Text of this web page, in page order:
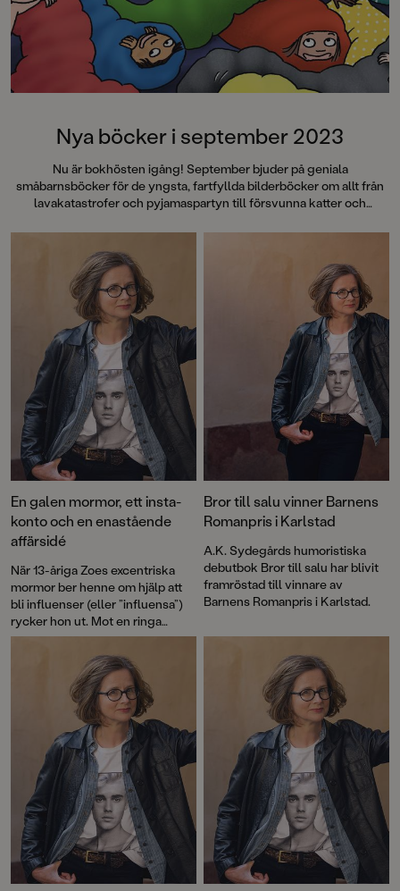
Nya böcker i september 2023
Nu är bokhösten igång! September bjuder på geniala
småbarnsböcker för de yngsta, fartfyllda bilderböcker om allt från
lavakatastrofer och pyjamaspartyn till försvunna katter och
grymma debutromaner, pricksäkra dikter av Lena Sjöberg, kusliga
och gripande berättelser av Mats Strandberg och Oskar Kroon.
Och mycket, mycket mer. Välkommen till en maxad bokmånad!
En galen mormor, ett insta-
konto och en enastående
affärsidé
När 13-åriga Zoes excentriska
mormor ber henne om hjälp att
bli influenser (eller ”influensa”)
rycker hon ut. Mot en ringa
ersättning, såklart. Mormor till
reapris är ett hysteriskt roligt
äventyr – feelgood för alla
Bror till salu vinner Barnens
Romanpris i Karlstad
A.K. Sydegårds humoristiska
debutbok Bror till salu har blivit
framröstad till vinnare av
Barnens Romanpris i Karlstad.